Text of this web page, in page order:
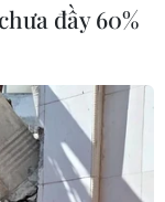
đầy 60%